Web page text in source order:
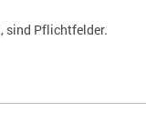
sind Pflichtfelder.